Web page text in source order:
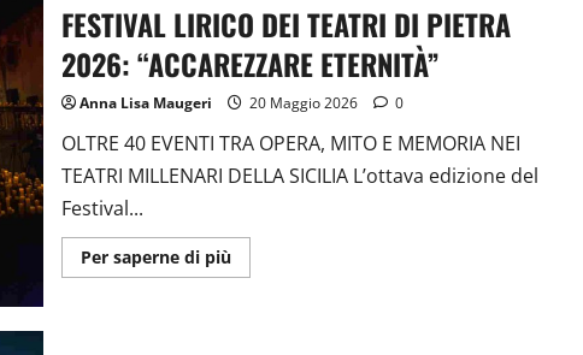
FESTIVAL LIRICO DEI TEATRI DI PIETRA
2026: “ACCAREZZARE ETERNITÀ”
Anna Lisa Maugeri 20 Maggio 2026 0
OLTRE 40 EVENTI TRA OPERA, MITO E MEMORIA NEI
TEATRI MILLENARI DELLA SICILIA L’ottava edizione del
Festival...
Per saperne di piùUlteriori
informazioni